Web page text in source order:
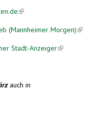
(link is external)
(Mannheimer Morgen)(link is
Stadt-Anzeiger(link is external)
auch in